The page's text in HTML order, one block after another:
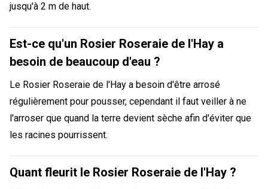
jusqu'à 2 m de haut.
Est-ce qu'un Rosier Roseraie de l'Hay a
besoin de beaucoup d'eau ?
Le Rosier Roseraie de l'Hay a besoin d'être arrosé
régulièrement pour pousser, cependant il faut veiller à ne
l'arroser que quand la terre devient sèche afin d'éviter que
les racines pourrissent.
Quant fleurit le Rosier Roseraie de l'Hay ?